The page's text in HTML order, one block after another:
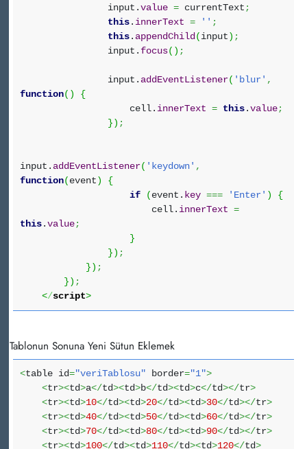
input.value = currentText;
this. innerText = '' ;
this. appendChild(input) ;
input. focus( ) ;
input. addEventListener( 'blur' ,
function( )
{
cell. innerText = this.value;
}) ;
input. addEventListener( 'keydown' ,
function(event)
{
if
(event. key === 'Enter' )
{
cell. innerText =
this.value;
}
}) ;
}) ;
}) ;
</script>
Tablonun Sonuna Yeni Sütun Eklemek
<table id="veriTablosu" border="1">
<tr><td>a</td><td>b</td><td>c</td></tr>
<tr><td>10</td><td>20</td><td>30</td></tr>
<tr><td>40</td><td>50</td><td>60</td></tr>
<tr><td>70</td><td>80</td><td>90</td></tr>
<tr><td>100</td><td>110</td><td>120</td>